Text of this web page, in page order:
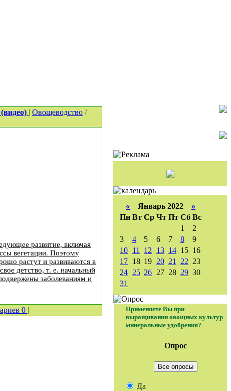
| Овощеводство /
развитие, включая
вегетации. Поэтому
растут и развиваются в
детство, т. е. начальный
заболеваниям и
0 |
« Январь 2022 »
Пн Вт Ср Чт Пт Сб Вс
1
2
3
4 5 6 7 8
9
10 11 12 13 14 15 16
17 18 19 20 21 22 23
24 25 26 27 28 29 30
31
Применяете Вы при
выращивании овощных культур
минеральные удобрения?
Опрос
Все опросы
Да